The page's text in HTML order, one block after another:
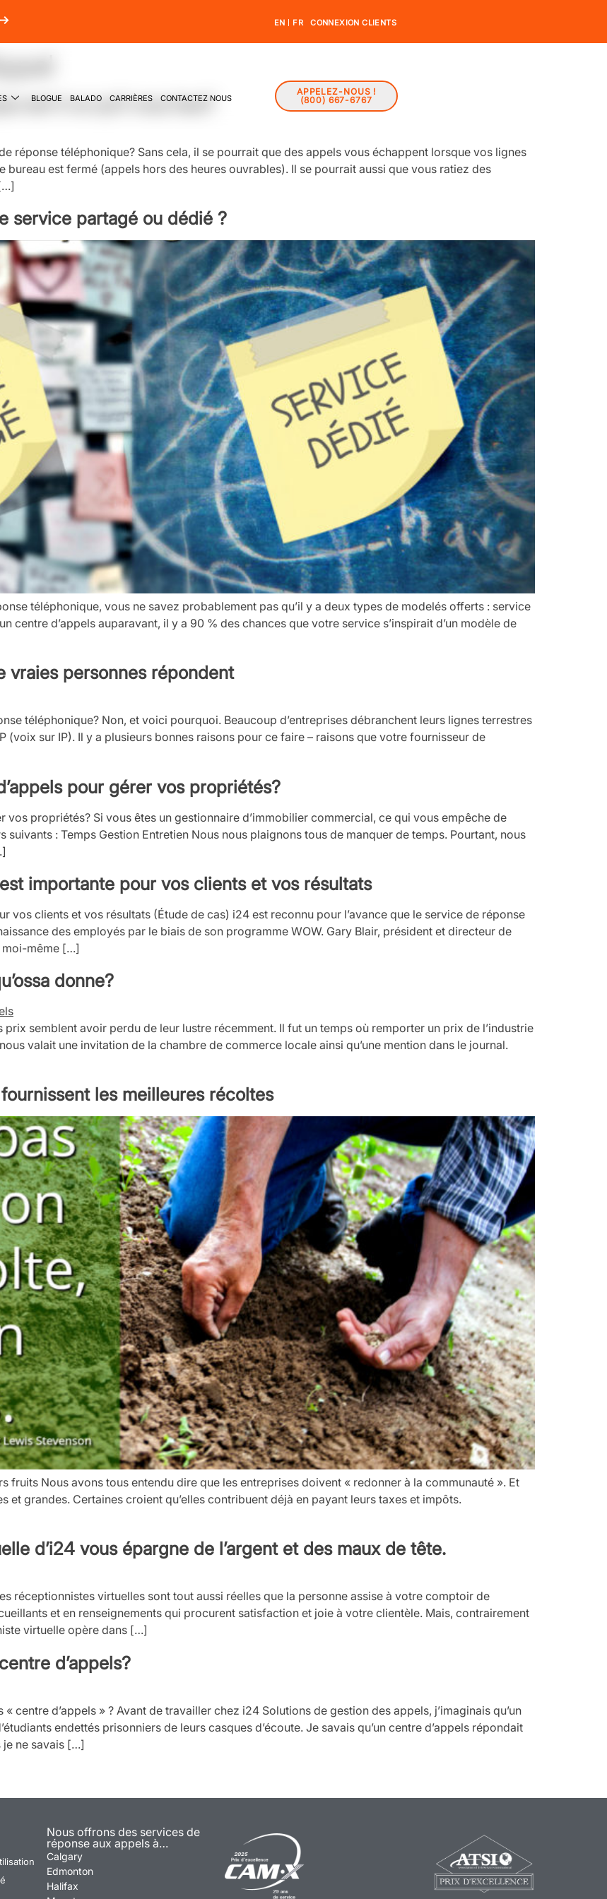
→ EN FR CONNEXION CLIENTS
BLOGUE BALADO CARRIÈRES CONTACTEZ NOUS
APPELEZ-NOUS !
(800) 667-6767
est-il ce qu’il vous faut?
réponse téléphonique? Sans cela, il se pourrait que des appels vous échappent lorsque vos lignes
est fermé (appels hors des heures ouvrables). Il se pourrait aussi que vous ratiez des
service partagé ou dédié ?
téléphonique, vous ne savez probablement pas qu’il y a deux types de modelés offerts : service
centre d’appels auparavant, il y a 90 % des chances que votre service s’inspirait d’un modèle de
vraies personnes répondent
téléphonique? Non, et voici pourquoi. Beaucoup d’entreprises débranchent leurs lignes terrestres
(voix sur IP). Il y a plusieurs bonnes raisons pour ce faire – raisons que votre fournisseur de
pour gérer vos propriétés?
vos propriétés? Si vous êtes un gestionnaire d’immobilier commercial, ce qui vous empêche de
suivants : Temps Gestion Entretien Nous nous plaignons tous de manquer de temps. Pourtant, nous
importante pour vos clients et vos résultats
vos clients et vos résultats (Étude de cas) i24 est reconnu pour l’avance que le service de réponse
des employés par le biais de son programme WOW. Gary Blair, président et directeur de
moi-même […]
donne?
prix semblent avoir perdu de leur lustre récemment. Il fut un temps où remporter un prix de l’industrie
valait une invitation de la chambre de commerce locale ainsi qu’une mention dans le journal.
les meilleures récoltes
fruits Nous avons tous entendu dire que les entreprises doivent « redonner à la communauté ». Et
et grandes. Certaines croient qu’elles contribuent déjà en payant leurs taxes et impôts.
d’i24 vous épargne de l’argent et des maux de tête.
réceptionnistes virtuelles sont tout aussi réelles que la personne assise à votre comptoir de
et en renseignements qui procurent satisfaction et joie à votre clientèle. Mais, contrairement
virtuelle opère dans […]
d’appels?
centre d’appels » ? Avant de travailler chez i24 Solutions de gestion des appels, j’imaginais qu’un
endettés prisonniers de leurs casques d’écoute. Je savais qu’un centre d’appels répondait
je ne savais […]
Nous offrons des services de
réponse aux appels à…
Calgary
Edmonton
Halifax